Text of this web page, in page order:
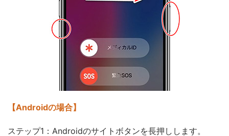
【Androidの場合】
ステップ1：Androidのサイトボタンを長押しします。